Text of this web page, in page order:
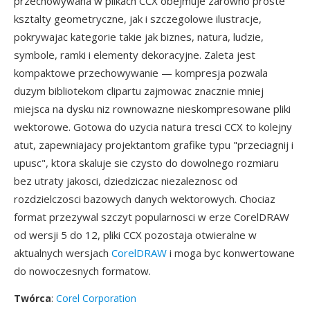
ksztalty geometryczne, jak i szczegolowe ilustracje,
pokrywajac kategorie takie jak biznes, natura, ludzie,
symbole, ramki i elementy dekoracyjne. Zaleta jest
kompaktowe przechowywanie — kompresja pozwala
duzym bibliotekom clipartu zajmowac znacznie mniej
miejsca na dysku niz rownowazne nieskompresowane pliki
wektorowe. Gotowa do uzycia natura tresci CCX to kolejny
atut, zapewniajacy projektantom grafike typu "przeciagnij i
upusc", ktora skaluje sie czysto do dowolnego rozmiaru
bez utraty jakosci, dziedziczac niezaleznosc od
rozdzielczosci bazowych danych wektorowych. Chociaz
format przezywal szczyt popularnosci w erze CorelDRAW
od wersji 5 do 12, pliki CCX pozostaja otwieralne w
aktualnych wersjach CorelDRAW i moga byc konwertowane
do nowoczesnych formatow.
Twórca: Corel Corporation